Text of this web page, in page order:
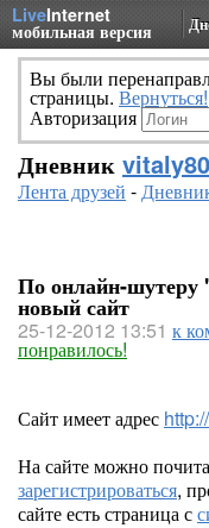
LiveInternet
мобильная версия
Вы были
страницы. Вернуться!
Авторизация
Дневник vitaly80
Лента друзей -
По онлайн-
новый сайт
25-12-2012 13:51 к
понравилось!
Сайт имеет адрес
На сайте можно
зарегистрироваться,
сайте есть страница с